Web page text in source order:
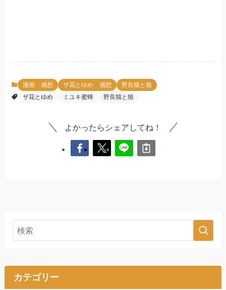
漫画 感想 ザ花とゆめ 感想
野良猫と狼
ザ花とゆめ
ミユキ蜜蜂 野良猫と狼
よかったらシェアしてね！
カテゴリー